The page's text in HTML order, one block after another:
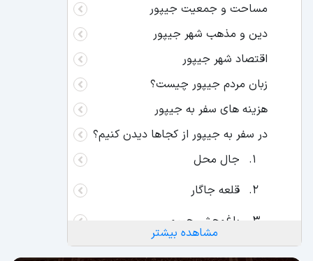
مساحت و جمعیت جیپور
دین و مذهب شهر جیپور
اقتصاد شهر جیپور
زبان مردم جیپور چیست؟
هزینه‌ های سفر به جیپور
در سفر به جیپور از کجاها دیدن کنیم؟
جال محل
قلعه جاگار
باغ‌وحش جیپور
بهترین زمان سفر به جیپور
مشاهده بیشتر